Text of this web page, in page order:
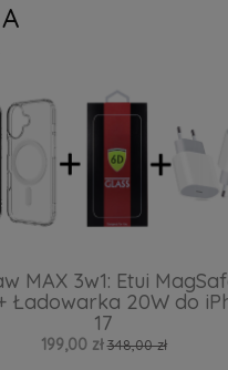
MAX 3w1: Etui
Ładowarka 20W do
17
199,00 zł 348,00 zł